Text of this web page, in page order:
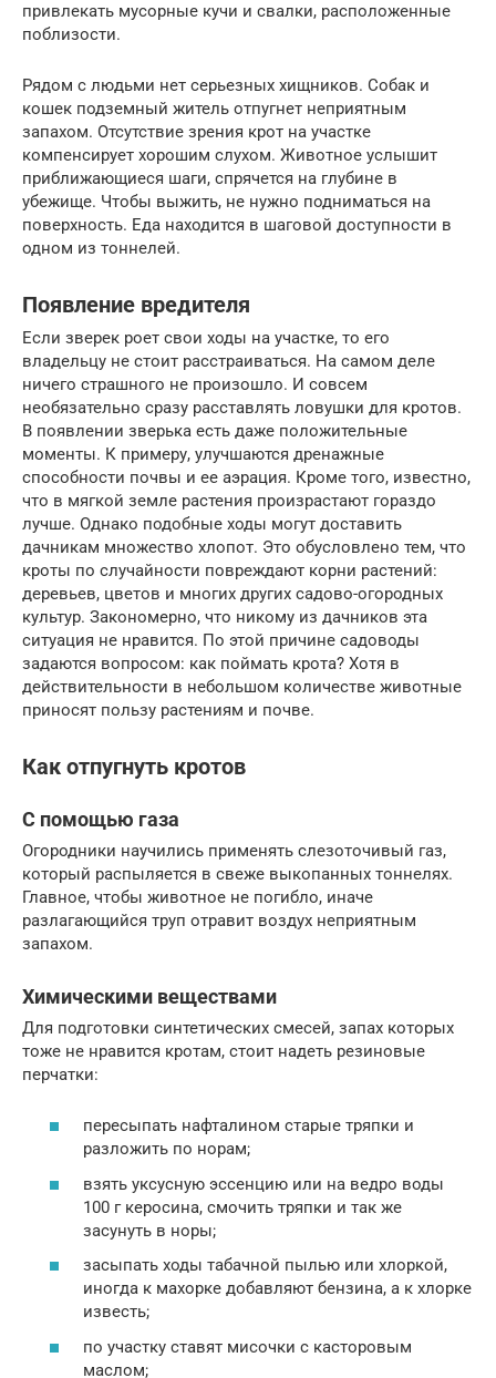
привлекать мусорные кучи и свалки, расположенные
поблизости.
Рядом с людьми нет серьезных хищников. Собак и
кошек подземный житель отпугнет неприятным
запахом. Отсутствие зрения крот на участке
компенсирует хорошим слухом. Животное услышит
приближающиеся шаги, спрячется на глубине в
убежище. Чтобы выжить, не нужно подниматься на
поверхность. Еда находится в шаговой доступности в
одном из тоннелей.
Появление вредителя
Если зверек роет свои ходы на участке, то его
владельцу не стоит расстраиваться. На самом деле
ничего страшного не произошло. И совсем
необязательно сразу расставлять ловушки для кротов.
В появлении зверька есть даже положительные
моменты. К примеру, улучшаются дренажные
способности почвы и ее аэрация. Кроме того, известно,
что в мягкой земле растения произрастают гораздо
лучше. Однако подобные ходы могут доставить
дачникам множество хлопот. Это обусловлено тем, что
кроты по случайности повреждают корни растений:
деревьев, цветов и многих других садово-огородных
культур. Закономерно, что никому из дачников эта
ситуация не нравится. По этой причине садоводы
задаются вопросом: как поймать крота? Хотя в
действительности в небольшом количестве животные
приносят пользу растениям и почве.
Как отпугнуть кротов
С помощью газа
Огородники научились применять слезоточивый газ,
который распыляется в свеже выкопанных тоннелях.
Главное, чтобы животное не погибло, иначе
разлагающийся труп отравит воздух неприятным
запахом.
Химическими веществами
Для подготовки синтетических смесей, запах которых
тоже не нравится кротам, стоит надеть резиновые
перчатки:
пересыпать нафталином старые тряпки и
разложить по норам;
взять уксусную эссенцию или на ведро воды
100 г керосина, смочить тряпки и так же
засунуть в норы;
засыпать ходы табачной пылью или хлоркой,
иногда к махорке добавляют бензина, а к хлорке
известь;
по участку ставят мисочки с касторовым
маслом;